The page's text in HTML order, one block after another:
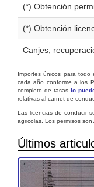
(*) Obtención
(*) Obtención
Canjes,
Importes únicos para todo
cada año conforme a los
completo de tasas lo
relativas al carnet de
Las licencias de conducir
agricolas. Los permisos son
Últimos